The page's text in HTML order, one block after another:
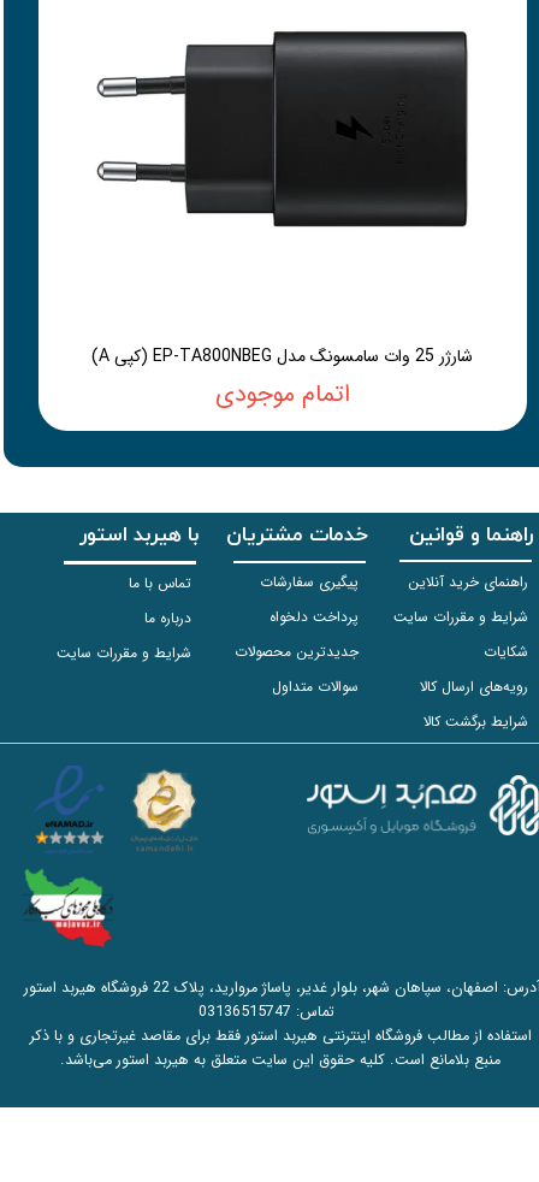
شارژر 25 وات سامسونگ مدل EP-TA800NBEG (کپی A)
اتمام موجودی
راهنما و قوانین
راهنمای خرید آنلاین
شرایط و مقررات سایت
شکایات
رویه‌های ارسال کالا
شرایط برگشت کالا
خدمات مشتریان
پیگیری سفارشات
پرداخت دلخواه
جدیدترین محصولات
سوالات متداول
با هیربد استور
تماس با ما
درباره ما
شرایط و مقررات سایت
آدرس: اصفهان، سپاهان شهر، بلوار غدیر، پاساژ مروارید، پلاک 22 فروشگاه هیربد استور
تماس: 03136515747
استفاده از مطالب فروشگاه اینترنتی هیربد استور فقط برای مقاصد غیرتجاری و با ذکر
منبع بلامانع است. کلیه حقوق این سایت متعلق به هیربد استور می‌باشد.​​​​​​​